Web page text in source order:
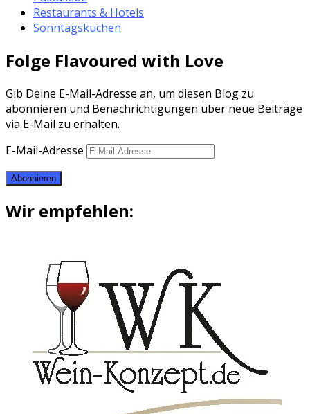
Restaurants & Hotels
Sonntagskuchen
Folge Flavoured with Love
Gib Deine E-Mail-Adresse an, um diesen Blog zu
abonnieren und Benachrichtigungen über neue Beiträge
via E-Mail zu erhalten.
E-Mail-Adresse
Abonnieren
Wir empfehlen: